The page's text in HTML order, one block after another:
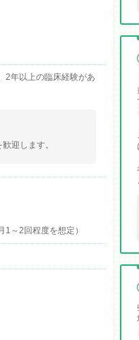
2年以上の臨床経験があ
迎します。
～2回程度を想定）